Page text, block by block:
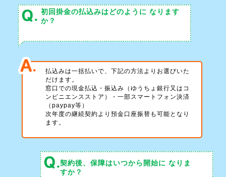
初回掛金の払込みはどのように なります
か？
払込みは一括払いで、下記の方法よりお選びいた
だけます。
窓口での現金払込・振込み（ゆうちょ銀行又はコ
ンビニエンスストア）・一部スマートフォン決済
（paypay等）
次年度の継続契約より預金口座振替も可能となり
ます。
契約後、保障はいつから開始に なりま
すか？